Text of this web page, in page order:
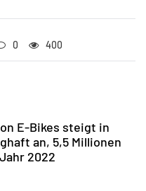
0 400
E-Bikes steigt in
an, 5,5 Millionen
2022